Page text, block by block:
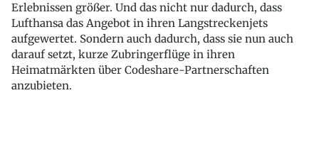
Erlebnissen größer. Und das nicht nur dadurch, dass
Lufthansa das Angebot in ihren Langstreckenjets
aufgewertet. Sondern auch dadurch, dass sie nun auch
darauf setzt, kurze Zubringerflüge in ihren
Heimatmärkten über Codeshare-Partnerschaften
anzubieten.